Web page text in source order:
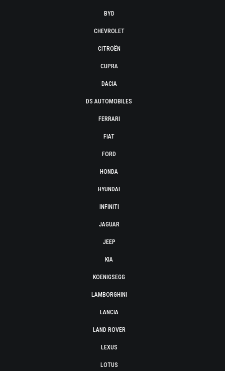
BYD
CHEVROLET
CITROËN
CUPRA
DACIA
DS AUTOMOBILES
FERRARI
FIAT
FORD
HONDA
HYUNDAI
INFINITI
JAGUAR
JEEP
KIA
KOENIGSEGG
LAMBORGHINI
LANCIA
LAND ROVER
LEXUS
LOTUS